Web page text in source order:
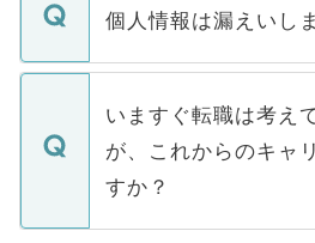
■応募殺到を避けるた
関を公にしてしまうと
に、医療機関が求める
みを人材紹介会社に依
ています。
ん。また、仮に応募先
定を承諾する必要はあ
の辞退の連絡はキャリ
ますので、ご安心くだ
個人情報は漏えいし
個人情報が漏えいする
で、ご安心ください。
などで収集したご登録
ご本人のキャリアアッ
支援を目的に使用いた
ているすべての個人デ
いますぐ転職は考え
が、これからのキャ
すか？